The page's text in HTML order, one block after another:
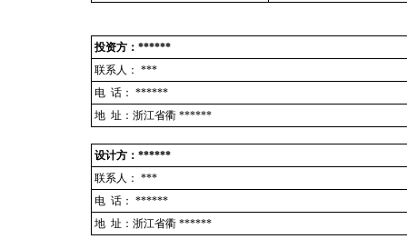
投资方：******
联系人： ***
电 话： ******
地 址：浙江省衢 ******
设计方：******
联系人： ***
电 话： ******
地 址：浙江省衢 ******